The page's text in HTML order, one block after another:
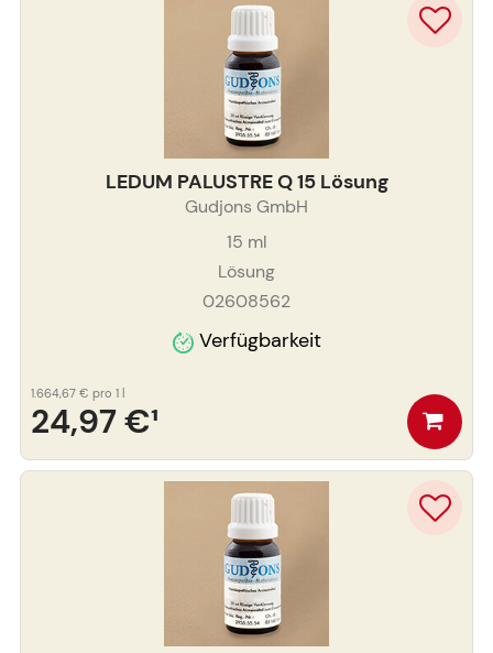
LEDUM PALUSTRE Q 15 Lösung
Gudjons GmbH
15 ml
Lösung
02608562
Verfügbarkeit
24,97 €¹
1.664,67 € pro 1 l